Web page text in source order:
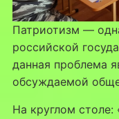
Патриотизм —
российской
данная проблема
обсуждаемой
На круглом